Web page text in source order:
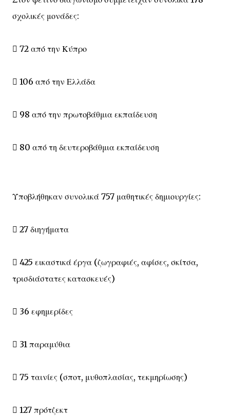
σχολικές μονάδες:
 72 από την Κύπρο
 106 από την Ελλάδα
 98 από την πρωτοβάθμια εκπαίδευση
 80 από τη δευτεροβάθμια εκπαίδευση
Υποβλήθηκαν συνολικά 757 μαθητικές δημιουργίες:
 27 διηγήματα
 425 εικαστικά έργα (ζωγραφιές, αφίσες, σκίτσα,
τρισδιάστατες κατασκευές)
 36 εφημερίδες
 31 παραμύθια
 75 ταινίες (σποτ, μυθοπλασίας, τεκμηρίωσης)
 127 πρότζεκτ